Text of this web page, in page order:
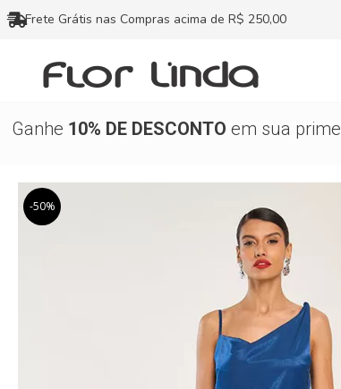
Ir
para
conteúdo
Frete Grátis nas Compras acima de R$ 250,00
Ganhe 10% DE DESCONTO em sua
-50%